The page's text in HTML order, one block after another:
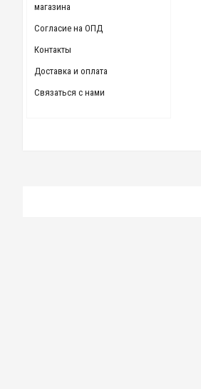
магазина
Согласие на ОПД
Контакты
Доставка и оплата
Связаться с нами